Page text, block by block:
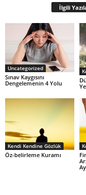
İlgili
Uncategorized
Sınav Kaygısını
Dengelemenin 4 Yolu
Kendi Kendine Gözlük
Öz-belirleme Kuramı